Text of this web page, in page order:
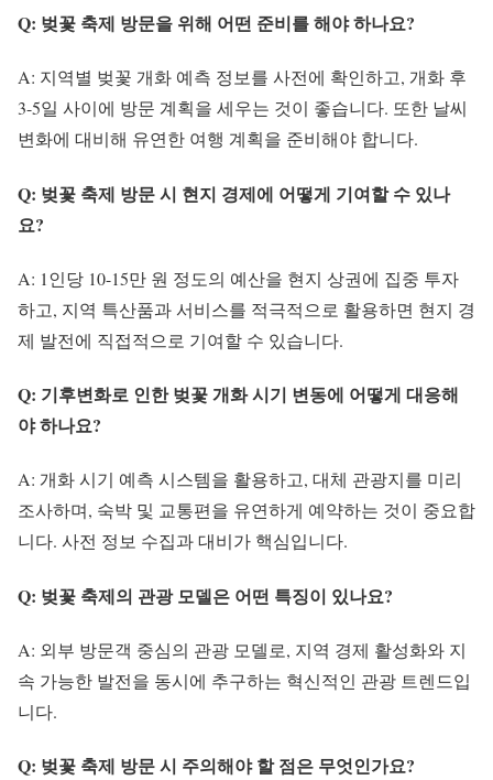
Q: 벚꽃 축제 방문을 위해 어떤 준비를 해야 하나요?
A: 지역별 벚꽃 개화 예측 정보를 사전에 확인하고, 개화 후
3-5일 사이에 방문 계획을 세우는 것이 좋습니다. 또한 날씨
변화에 대비해 유연한 여행 계획을 준비해야 합니다.
Q: 벚꽃 축제 방문 시 현지 경제에 어떻게 기여할 수 있나
요?
A: 1인당 10-15만 원 정도의 예산을 현지 상권에 집중 투자
하고, 지역 특산품과 서비스를 적극적으로 활용하면 현지 경
제 발전에 직접적으로 기여할 수 있습니다.
Q: 기후변화로 인한 벚꽃 개화 시기 변동에 어떻게 대응해
야 하나요?
A: 개화 시기 예측 시스템을 활용하고, 대체 관광지를 미리
조사하며, 숙박 및 교통편을 유연하게 예약하는 것이 중요합
니다. 사전 정보 수집과 대비가 핵심입니다.
Q: 벚꽃 축제의 관광 모델은 어떤 특징이 있나요?
A: 외부 방문객 중심의 관광 모델로, 지역 경제 활성화와 지
속 가능한 발전을 동시에 추구하는 혁신적인 관광 트렌드입
니다.
Q: 벚꽃 축제 방문 시 주의해야 할 점은 무엇인가요?